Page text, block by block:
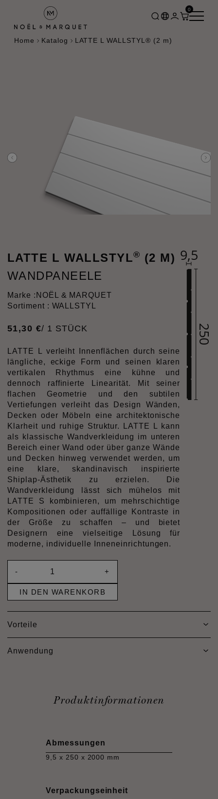
0
Home Katalog LATTE L WALLSTYL® (2 m)
LATTE L WALLSTYL® (2 M)
WANDPANEELE
Marke : NOËL & MARQUET
Sortiment : WALLSTYL
51,30 €/ 1 STÜCK
LATTE L verleiht Innenflächen durch seine
längliche, eckige Form und seinen klaren
vertikalen Rhythmus eine kühne und
dennoch raffinierte Linearität. Mit seiner
flachen Geometrie und den subtilen
Vertiefungen verleiht das Design Wänden,
Decken oder Möbeln eine architektonische
Klarheit und ruhige Struktur. LATTE L kann
als klassische Wandverkleidung im unteren
Bereich einer Wand oder über ganze Wände
und Decken hinweg verwendet werden, um
eine klare, skandinavisch inspirierte
Shiplap-Ästhetik zu erzielen. Die
Wandverkleidung lässt sich mühelos mit
LATTE S kombinieren, um mehrschichtige
Kompositionen oder auffällige Kontraste in
der Größe zu schaffen – und bietet
Designern eine vielseitige Lösung für
moderne, individuelle Inneneinrichtungen.
- +
IN DEN WARENKORB
Vorteile
Anwendung
Produktinformationen
Abmessungen
9,5 x 250 x 2000 mm
Verpackungseinheit